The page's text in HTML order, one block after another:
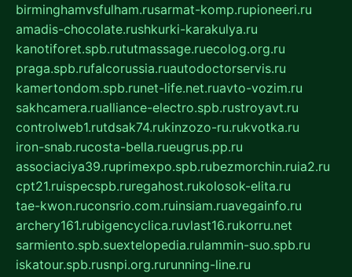
birminghamvsfulham.rusarmat-komp.rupioneeri.ru
amadis-chocolate.rushkurki-karakulya.ru
kanotiforet.spb.rututmassage.ruecolog.org.ru
praga.spb.rufalcorussia.ruautodoctorservis.ru
kamertondom.spb.runet-life.net.ruavto-vozim.ru
sakhcamera.rualliance-electro.spb.rustroyavt.ru
controlweb1.rutdsak74.rukinzozo-ru.rukvotka.ru
iron-snab.rucosta-bella.rueugrus.pp.ru
associaciya39.ruprimexpo.spb.rubezmorchin.ruia2.ru
cpt21.ruispecspb.ruregahost.rukolosok-elita.ru
tae-kwon.ruconsrio.com.ruinsiam.ruavegainfo.ru
archery161.rubigencyclica.ruvlast16.rukorru.net
sarmiento.spb.suextelopedia.rulammin-suo.spb.ru
iskatour.spb.rusnpi.org.rurunning-line.ru